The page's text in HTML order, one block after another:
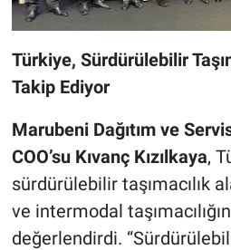
Türkiye, Sürdürülebilir
Takip Ediyor
Marubeni Dağıtım ve
COO’su Kıvanç Kızılkaya,
sürdürülebilir taşımacılık
ve intermodal
değerlendirdi.